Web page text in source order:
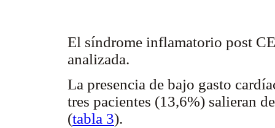
El síndrome inflamatorio post
analizada.
La presencia de bajo gasto
tres pacientes (13,6%) salieran
(tabla 3).